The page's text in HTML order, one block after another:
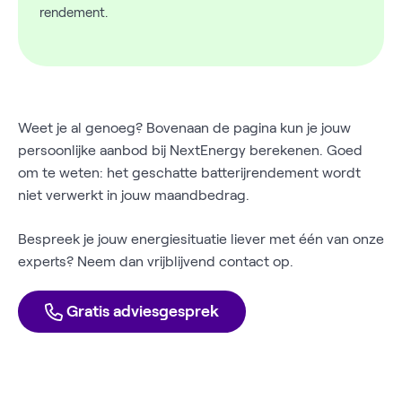
rendement.
Weet je al genoeg? Bovenaan de pagina kun je jouw
persoonlijke aanbod bij NextEnergy berekenen. Goed
om te weten: het geschatte batterijrendement wordt
niet verwerkt in jouw maandbedrag.
Bespreek je jouw energiesituatie liever met één van onze
experts? Neem dan vrijblijvend contact op.
Gratis adviesgesprek